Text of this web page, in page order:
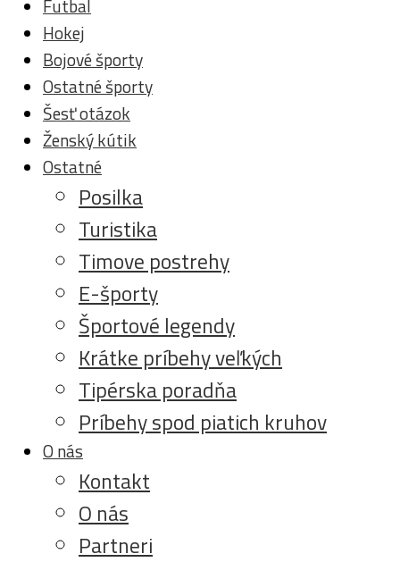
Futbal
Hokej
Bojové športy
Ostatné športy
Šesť otázok
Ženský kútik
Ostatné
Posilka
Turistika
Timove postrehy
E-športy
Športové legendy
Krátke príbehy veľkých
Tipérska poradňa
Príbehy spod piatich kruhov
O nás
Kontakt
O nás
Partneri